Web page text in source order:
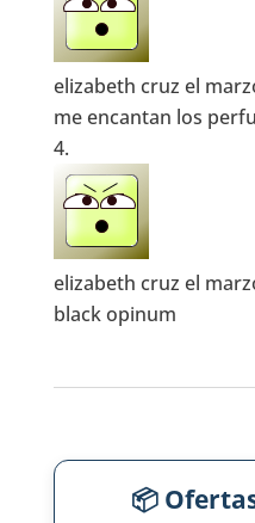
elizabeth cruz el
me encantan los
elizabeth cruz el
black opinum
📦